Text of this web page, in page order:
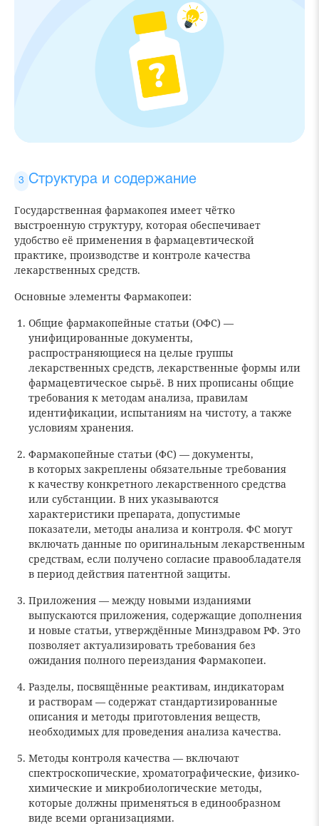
Структура и содержание
Государственная фармакопея имеет чётко
выстроенную структуру, которая обеспечивает
удобство её применения в фармацевтической
практике, производстве и контроле качества
лекарственных средств.
Основные элементы Фармакопеи:
Общие фармакопейные статьи (ОФС) —
унифицированные документы,
распространяющиеся на целые группы
лекарственных средств, лекарственные формы или
фармацевтическое сырьё. В них прописаны общие
требования к методам анализа, правилам
идентификации, испытаниям на чистоту, а также
условиям хранения.
Фармакопейные статьи (ФС) — документы,
в которых закреплены обязательные требования
к качеству конкретного лекарственного средства
или субстанции. В них указываются
характеристики препарата, допустимые
показатели, методы анализа и контроля. ФС могут
включать данные по оригинальным лекарственным
средствам, если получено согласие правообладателя
в период действия патентной защиты.
Приложения — между новыми изданиями
выпускаются приложения, содержащие дополнения
и новые статьи, утверждённые Минздравом РФ. Это
позволяет актуализировать требования без
ожидания полного переиздания Фармакопеи.
Разделы, посвящённые реактивам, индикаторам
и растворам — содержат стандартизированные
описания и методы приготовления веществ,
необходимых для проведения анализа качества.
Методы контроля качества — включают
спектроскопические, хроматографические, физико-
химические и микробиологические методы,
которые должны применяться в единообразном
виде всеми организациями.